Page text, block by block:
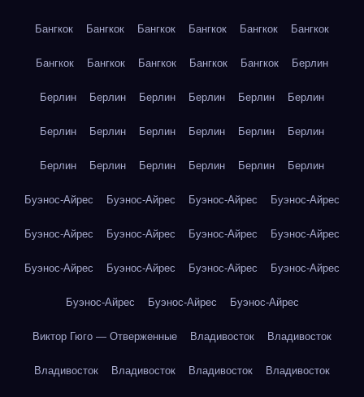
Бангкок Бангкок Бангкок Бангкок Бангкок Бангкок
Бангкок Бангкок Бангкок Бангкок Бангкок Берлин
Берлин Берлин Берлин Берлин Берлин Берлин
Берлин Берлин Берлин Берлин Берлин Берлин
Берлин Берлин Берлин Берлин Берлин Берлин
Буэнос-Айрес Буэнос-Айрес Буэнос-Айрес Буэнос-Айрес
Буэнос-Айрес Буэнос-Айрес Буэнос-Айрес Буэнос-Айрес
Буэнос-Айрес Буэнос-Айрес Буэнос-Айрес Буэнос-Айрес
Буэнос-Айрес Буэнос-Айрес Буэнос-Айрес
Виктор Гюго — Отверженные Владивосток Владивосток
Владивосток Владивосток Владивосток Владивосток